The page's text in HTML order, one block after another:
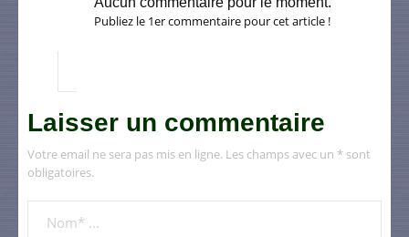
Publiez le 1er commentaire pour cet article !
Laisser un commentaire
Votre email ne sera pas mis en ligne. Les champs avec un * sont
obligatoires.